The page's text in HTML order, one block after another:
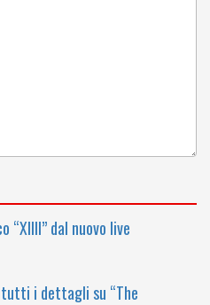
“XIIII” dal nuovo live
tutti i dettagli su “The